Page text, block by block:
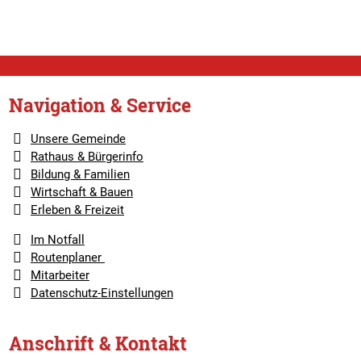
Navigation & Service
Unsere Gemeinde
Rathaus & Bürgerinfo
Bildung & Familien
Wirtschaft & Bauen
Erleben & Freizeit
Im Notfall
Routenplaner
Mitarbeiter
Datenschutz-Einstellungen
Anschrift & Kontakt